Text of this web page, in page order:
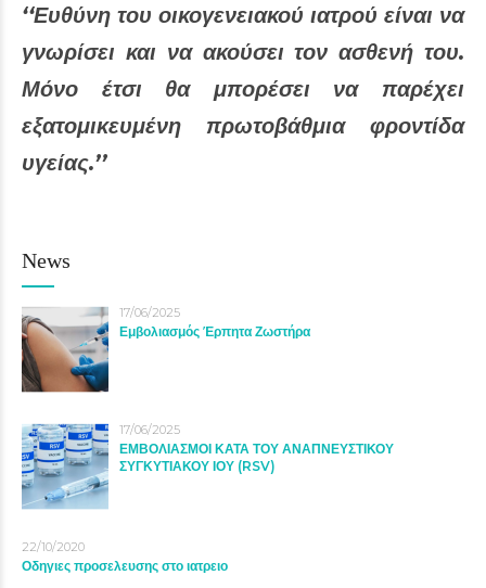
‘‘Ευθύνη του οικογενειακού ιατρού είναι να
γνωρίσει και να ακούσει τον ασθενή του.
Μόνο έτσι θα μπορέσει να παρέχει
εξατομικευμένη πρωτοβάθμια φροντίδα
υγείας.’’
News
17/06/2025
Εμβολιασμός Έρπητα Ζωστήρα
17/06/2025
ΕΜΒΟΛΙΑΣΜΟΙ ΚΑΤΑ ΤΟΥ ΑΝΑΠΝΕΥΣΤΙΚΟΥ
ΣΥΓΚΥΤΙΑΚΟΥ ΙΟΥ (RSV)
22/10/2020
Οδηγιες προσελευσης στο ιατρειο